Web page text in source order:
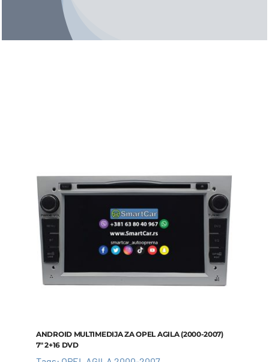
ANDROID MULTIMEDIJA ZA OPEL AGILA (2000-2007)
7″ 2+16 DVD